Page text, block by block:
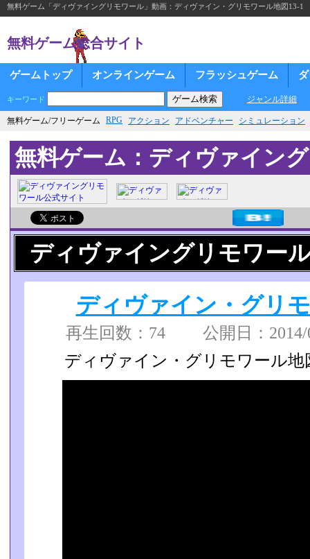
無料ゲーム「ディヴァイングリモワール」動画：ディヴァイン・グリモワール地図13-1
無料ゲーム総合サイト
ゲームトップ オンラインゲーム フラッシュゲーム
キーワード ジャンル詳細
無料ゲーム/フリーゲーム RPG アクション アドベンチャー シミュレーション
無料ゲーム：ディヴァイン
ディヴァイングリモワー
ディヴァイン・グリ
再生回数：74 公開日：2014/
ディヴァイン・グリモワール地